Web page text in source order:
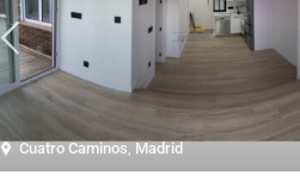
Cuatro Caminos,Madrid